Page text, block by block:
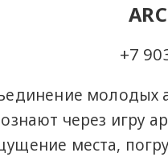
+7
молодых
через игру
места,